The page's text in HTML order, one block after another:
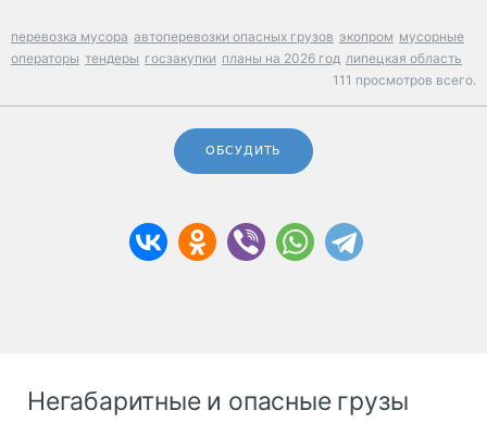
перевозка мусора автоперевозки опасных грузов экопром мусорные
операторы тендеры госзакупки планы на 2026 год липецкая область
111 просмотров всего.
ОБСУДИТЬ
Негабаритные и опасные грузы